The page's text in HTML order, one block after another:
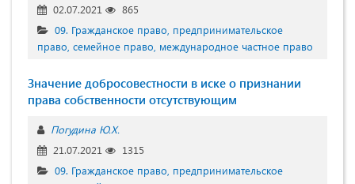
02.07.2021
865
09. Гражданское право, предпринимательское
право, семейное право, международное частное право
Значение добросовестности в иске о признании
права собственности отсутствующим
Погудина Ю.Х.
21.07.2021
1315
09. Гражданское право, предпринимательское